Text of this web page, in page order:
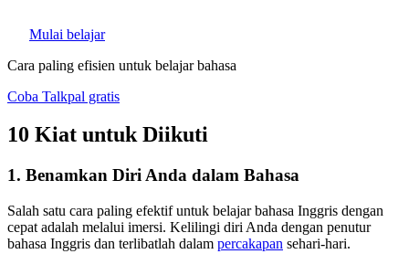
Mulai belajar
Cara paling efisien untuk belajar bahasa
Coba Talkpal gratis
10 Kiat untuk Diikuti
1. Benamkan Diri Anda dalam Bahasa
Salah satu cara paling efektif untuk belajar bahasa Inggris dengan
cepat adalah melalui imersi. Kelilingi diri Anda dengan penutur
bahasa Inggris dan terlibatlah dalam percakapan sehari-hari.